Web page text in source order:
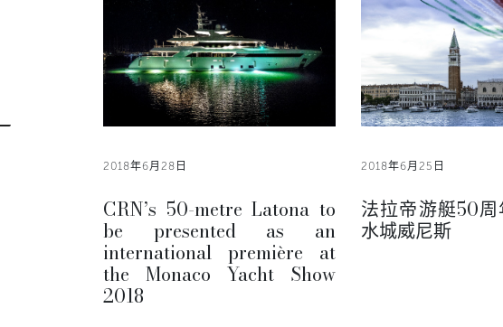
2018年6月28日
CRN’s 50-metre Latona to
be presented as an
international première at
the Monaco Yacht Show
2018
2018年6月25日
法拉帝游艇50
水城威尼斯